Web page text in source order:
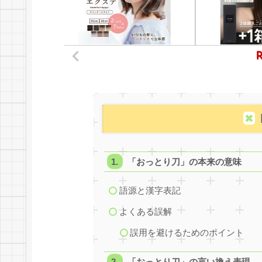
「おっとり刀」の本来の意味
語源と漢字表記
よくある誤解
誤用を避けるためのポイント